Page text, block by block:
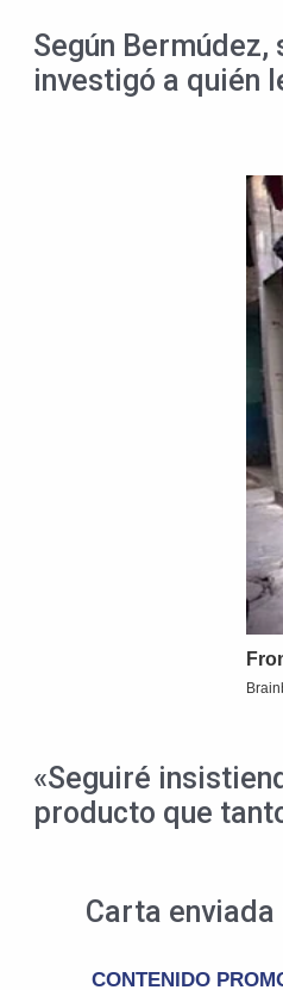
Según
investigó a quién
«Seguiré
producto que
Carta